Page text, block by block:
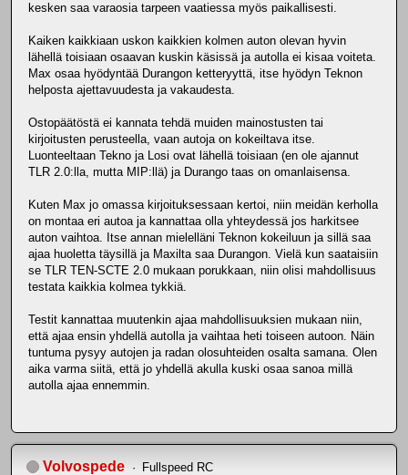
kesken saa varaosia tarpeen vaatiessa myös paikallisesti.
Kaiken kaikkiaan uskon kaikkien kolmen auton olevan hyvin
lähellä toisiaan osaavan kuskin käsissä ja autolla ei kisaa voiteta.
Max osaa hyödyntää Durangon ketteryyttä, itse hyödyn Teknon
helposta ajettavuudesta ja vakaudesta.
Ostopäätöstä ei kannata tehdä muiden mainostusten tai
kirjoitusten perusteella, vaan autoja on kokeiltava itse.
Luonteeltaan Tekno ja Losi ovat lähellä toisiaan (en ole ajannut
TLR 2.0:lla, mutta MIP:llä) ja Durango taas on omanlaisensa.
Kuten Max jo omassa kirjoituksessaan kertoi, niin meidän kerholla
on montaa eri autoa ja kannattaa olla yhteydessä jos harkitsee
auton vaihtoa. Itse annan mielelläni Teknon kokeiluun ja sillä saa
ajaa huoletta täysillä ja Maxilta saa Durangon. Vielä kun saataisiin
se TLR TEN-SCTE 2.0 mukaan porukkaan, niin olisi mahdollisuus
testata kaikkia kolmea tykkiä.
Testit kannattaa muutenkin ajaa mahdollisuuksien mukaan niin,
että ajaa ensin yhdellä autolla ja vaihtaa heti toiseen autoon. Näin
tuntuma pysyy autojen ja radan olosuhteiden osalta samana. Olen
aika varma siitä, että jo yhdellä akulla kuski osaa sanoa millä
autolla ajaa ennemmin.
Volvospede Fullspeed RC